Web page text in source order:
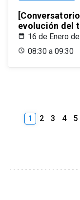
evolución del
16 de Enero
08:30 a 09:30
1 2 3 4 5